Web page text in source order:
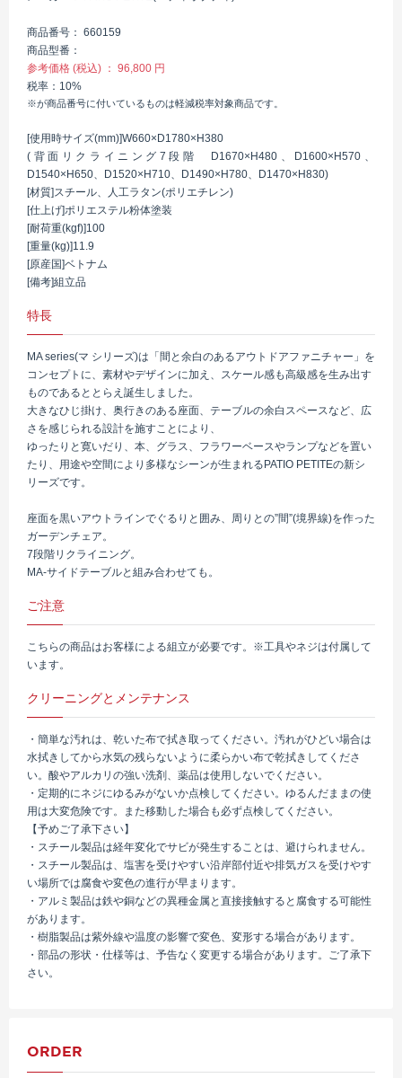
商品番号
660159
商品型番
参考価格 (税込)
96,800 円
税率
10%
※が商品番号に付いているものは軽減税率対象商品です。
[使用時サイズ(mm)]W660×D1780×H380
(背面リクライニング7段階 D1670×H480、D1600×H570、
D1540×H650、D1520×H710、D1490×H780、D1470×H830)
[材質]スチール、人工ラタン(ポリエチレン)
[仕上げ]ポリエステル粉体塗装
[耐荷重(kgf)]100
[重量(kg)]11.9
[原産国]ベトナム
[備考]組立品
特長
MA series(マ シリーズ)は「間と余白のあるアウトドアファニチャー」を
コンセプトに、素材やデザインに加え、スケール感も高級感を生み出す
ものであるととらえ誕生しました。
大きなひじ掛け、奥行きのある座面、テーブルの余白スペースなど、広
さを感じられる設計を施すことにより、
ゆったりと寛いだり、本、グラス、フラワーベースやランプなどを置い
たり、用途や空間により多様なシーンが生まれるPATIO PETITEの新シ
リーズです。
座面を黒いアウトラインでぐるりと囲み、周りとの”間”(境界線)を作った
ガーデンチェア。
7段階リクライニング。
MA-サイドテーブルと組み合わせても。
ご注意
こちらの商品はお客様による組立が必要です。※工具やネジは付属して
います。
クリーニングとメンテナンス
・簡単な汚れは、乾いた布で拭き取ってください。汚れがひどい場合は
水拭きしてから水気の残らないように柔らかい布で乾拭きしてくださ
い。酸やアルカリの強い洗剤、薬品は使用しないでください。
・定期的にネジにゆるみがないか点検してください。ゆるんだままの使
用は大変危険です。また移動した場合も必ず点検してください。
【予めご了承下さい】
・スチール製品は経年変化でサビが発生することは、避けられません。
・スチール製品は、塩害を受けやすい沿岸部付近や排気ガスを受けやす
い場所では腐食や変色の進行が早まります。
・アルミ製品は鉄や銅などの異種金属と直接接触すると腐食する可能性
があります。
・樹脂製品は紫外線や温度の影響で変色、変形する場合があります。
・部品の形状・仕様等は、予告なく変更する場合があります。ご了承下
さい。
ORDER